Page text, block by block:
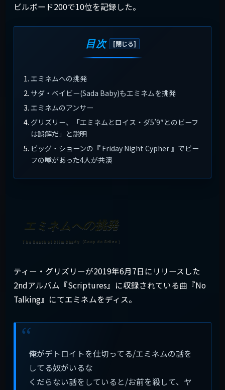
ビルボード200で10位を記録した。
目次
エミネムへの挑発
サダ・ベイビー(Sada Baby)もエミネムを挑発
エミネムのアンサー
グリズリー、「エミネムとロイス・ダ5’9″とのビーフ
は誤解だ」と説明
ビッグ・ショーンの『 Friday Night Cypher 』でビー
フの噂があった4人が共演
エミネムへの挑発
ティー・グリズリーが2019年6月7日にリリースした
2ndアルバム『Scriptures』に収録されている曲『No
Talking』にてエミネムをディス。
俺がデトロイトを仕切ってる/エミネムの話を
してる奴がいるな
くだらない話をしていると/お前を殺して、ヤ